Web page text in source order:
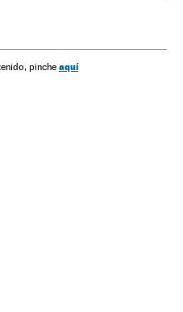
Seca Procuradoria
pinche aquí